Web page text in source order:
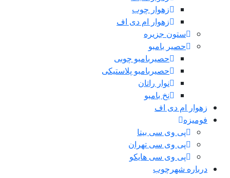
زهوار چوب
زهوار ام دی اف
ستون جزیره
حصیر بامبو
حصیربامبو چوبی
حصیربامبو پلاستیکی
نوار راتان
نخ بامبو
زهوار ام دی اف
فومیزه
پی وی سی بیتا
پی وی سی تهران
پی وی سی هایکو
درباره شهرچوب